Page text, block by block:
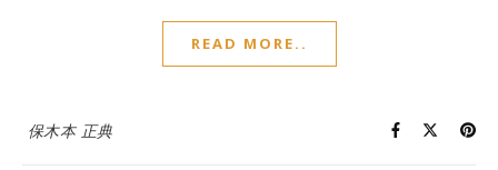
READ MORE..
保木本 正典